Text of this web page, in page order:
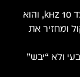
טווח הפיזור היעיל של הדגם נע בין 470 Hz ועד 10 kHz, והוא
ומחזיר את
ולא “יבש”